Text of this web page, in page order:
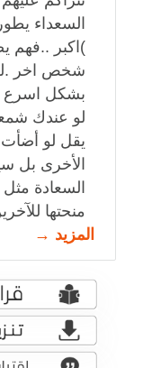
السعداء
)اكبر ..فهم
شخص اخر
بشكل اسرع
لو عندك
يقل لو
الأخرى بل
السعادة
منحتها
المزيد →